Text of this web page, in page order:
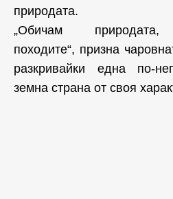
природата.
„Обичам
походите“, призна
разкривайки една по-
земна страна от своя